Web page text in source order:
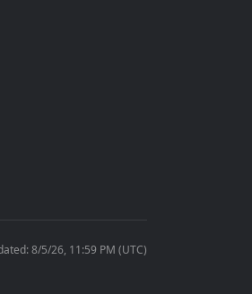
8/5/26, 11:59 PM (UTC)